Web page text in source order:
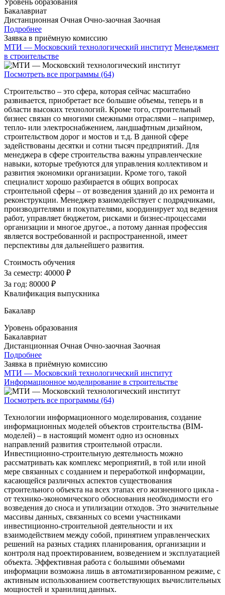
Уровень образования
Бакалавриат
Дистанционная Очная Очно-заочная Заочная
Подробнее
Заявка в приёмную комиссию
МТИ — Московский технологический институт Менеджмент
в строительстве
Посмотреть все программы (64)
Строительство – это сфера, которая сейчас масштабно
развивается, приобретает все большие объемы, теперь и в
области высоких технологий. Кроме того, строительный
бизнес связан со многими смежными отраслями – например,
тепло- или электроснабжением, ландшафтным дизайном,
строительством дорог и мостов и т.д. В данной сфере
задействованы десятки и сотни тысяч предприятий. Для
менеджера в сфере строительства важны управленческие
навыки, которые требуются для управления коллективом и
развития экономики организации. Кроме того, такой
специалист хорошо разбирается в общих вопросах
строительной сферы – от возведения зданий до их ремонта и
реконструкции. Менеджер взаимодействует с подрядчиками,
производителями и покупателями, координирует ход ведения
работ, управляет бюджетом, рисками и бизнес-процессами
организации и многое другое., а потому данная профессия
является востребованной и распространенной, имеет
перспективы для дальнейшего развития.
Стоимость обучения
За семестр: 40000 ₽
За год: 80000 ₽
Квалификация выпускника
Бакалавр
Уровень образования
Бакалавриат
Дистанционная Очная Очно-заочная Заочная
Подробнее
Заявка в приёмную комиссию
МТИ — Московский технологический институт
Информационное моделирование в строительстве
Посмотреть все программы (64)
Технологии информационного моделирования, создание
информационных моделей объектов строительства (BIM-
моделей) – в настоящий момент одно из основных
направлений развития строительной отрасли.
Инвестиционно-строительную деятельность можно
рассматривать как комплекс мероприятий, в той или иной
мере связанных с созданием и переработкой информации,
касающейся различных аспектов существования
строительного объекта на всех этапах его жизненного цикла -
от технико-экономического обоснования необходимости его
возведения до сноса и утилизации отходов. Это значительные
массивы данных, связанных со всеми участниками
инвестиционно-строительной деятельности и их
взаимодействием между собой, принятием управленческих
решений на разных стадиях планирования, организации и
контроля над проектированием, возведением и эксплуатацией
объекта. Эффективная работа с большими объемами
информации возможна лишь в автоматизированном режиме, с
активным использованием соответствующих вычислительных
мощностей и хранилищ данных.